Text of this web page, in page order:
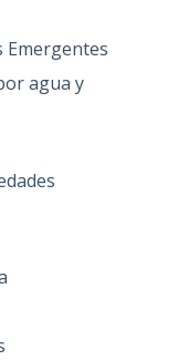
Emergentes
agua y